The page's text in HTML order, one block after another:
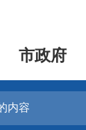
市政府